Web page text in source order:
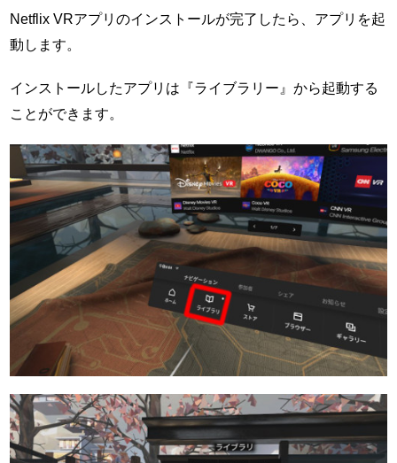
Netflix VRアプリのインストールが完了したら、アプリを起
動します。
インストールしたアプリは『ライブラリー』から起動する
ことができます。